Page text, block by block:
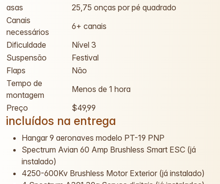
asas
25,75 onças por pé quadrado
Canais
necessários
6+ canais
Dificuldade
Nível 3
Suspensão
Festival
Flaps
Não
Tempo de
montagem
Menos de 1 hora
Preço
$49,99
incluídos na entrega
Hangar 9 aeronaves modelo PT-19 PNP
Spectrum Avian 60 Amp Brushless Smart ESC (já
instalado)
4250-600Kv Brushless Motor Exterior (já instalado)